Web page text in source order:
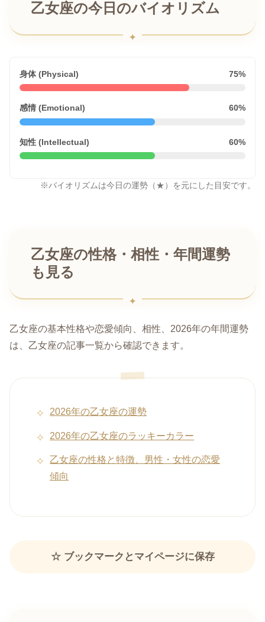
乙女座の今日のバイオリズム
身体 (Physical) 75%
感情 (Emotional) 60%
知性 (Intellectual) 60%
※バイオリズムは今日の運勢（★）を元にした目安です。
乙女座の性格・相性・年間運勢
も見る
乙女座の基本性格や恋愛傾向、相性、2026年の年間運勢
は、乙女座の記事一覧から確認できます。
2026年の乙女座の運勢
2026年の乙女座のラッキーカラー
乙女座の性格と特徴、男性・女性の恋愛
傾向
☆ ブックマークとマイページに保存